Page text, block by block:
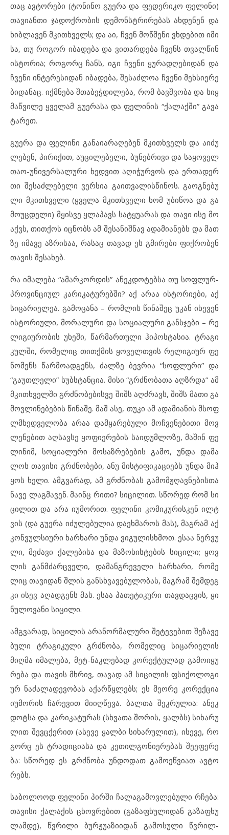
თაც ავტორები (ტონინო გუერა და ფედერიკო ფელინი)
თავიანთი ჯადოქრობის დემონსტრირებას ახდენენ და
ხიბლავენ მკითხველს; და აი, ჩვენ მოწმენი ვხდებით იმი
სა, თუ როგორ იბადება და ვითარდება ჩვენს თვალწინ
ისტორია; როგორც ჩანს, იგი ჩვენი ყურადღებიდან და
ჩვენი ინტერესიდან იბადება, შესაძლოა ჩვენი მეხსიერე
ბიდანაც. იქმნება შთაბეჭდილება, რომ ბავშვობა და სიყ
მაწვილე ყველამ გუერასა და ფელინის “ქალაქში” გავა
ტარეთ.
გუერა და ფელინი განაიარაღებენ მკითხველს და აიძუ
ლებენ, პირიქით, აუცილებელი, ბუნებრივი და საყოველ
თაო-უნივერსალური ხედვით აღიჭურვოს და ერთადერ
თი შესაძლებელი ვერსია გაითვალისწინოს. გაოგნებუ
ლი მკითხველი (ყველა მკითხველი ხომ უბიწოა და გა
მოუცდელი) მყისვე ყლაპავს სატყუარას და თავი ისე მო
აქვს, თითქოს იცნობს ამ შესანიშნავ ადამიანებს და მათ
ზე იმავე აზრისაა, რასაც თავად ეს გმირები ფიქრობენ
თავის შესახებ.
რა იმალება “ამარკორდის” ანეკდოტებსა თუ სოფლურ-
პროვინციულ კარიკატურებში? აქ არაა ისტორიები, აქ
სიცარიელეა. გამოცანა – რომლის წინაშეც უკან იხევენ
ისტორიული, მორალური და სოციალური განსჯები – რე
ლიგიურობის უხეში, წარმართული ჰიპოსტასია. ტრაგი
კულში, რომელიც თითქმის ყოველთვის რელიგიურ ფე
ნომენს წარმოადგენს, ძალზე ბევრია “სოფლური” და
“გაუთლელი” სუბსტანცია. მისი “გრძნობათა აღზრდა” ამ
მკითხველში გრძნობებისვე შიშს აღძრავს, შიშს მათი გა
მოვლინებების წინაშე. მაშ ასე, თუკი ამ ადამიანის მსოფ
ლმხედველობა არაა დამყარებული მოჩვენებითი მოვ
ლენებით აღსავსე ყოფიერების საიდუმლოზე, მაშინ ფე
ლინიმ, სოციალური მოსაზრებების გამო, უნდა დამა
ლოს თავისი გრძნობები, ანუ მისტიფიკაციებს უნდა მიჰ
ყოს ხელი. ამგვარად, ამ გრძნობას გამომჟღავნებისთა
ნავე ლაგმავენ. მაინც რითი? სიცილით. სწორედ რომ სი
ცილით და არა იუმორით. ფელინი კომიკურისკენ ილტ
ვის (და გუერა იძულებულია დაეხმაროს მას), მაგრამ აქ
კონვულსიური ხარხარი უნდა ვიგულისხმოთ. ესაა ნერვუ
ლი, მეძავი ქალებისა და მაზოხისტების სიცილი; ყოვ
ლის განმძარცველი, დამანგრეველი ხარხარი, რომე
ლიც თავიდან შლის განსხვავებულობას, მაგრამ შემდეგ
კი ისევ აღადგენს მას. ესაა პათეტიკური თავდაცვის, ყი
ნულოვანი სიცილი.
ამგვარად, სიცილის არანორმალური შეტევებით შეზავე
ბული ტრაგიკული გრძნობა, რომელიც სიცარიელის
მიღმა იმალება, მეტ-ნაკლებად კორექტულად გამოიყუ
რება და თავის მხრივ, თავად ამ სიცილის ფსიქოლოგი
ურ ნაძალადევობას აქარწყლებს; ეს მეორე კორექცია
იუმორის ჩარევით მიიღწევა. ბალთა შეკრულია: ანეკ
დოტსა და კარიკატურას (სხვათა შორის, ყალბს) სიხარუ
ლით შევცქერით (ასევე ყალბი სიხარულით), ისევე, რო
გორც ეს ტრადიციასა და კეთილგონიერებას შეეფერე
ბა: სწორედ ეს გრძნობა უნდოდათ გამოეწვიათ ავტო
რებს.
საბოლოოდ ფელინი პირში ჩალაგამოვლებული რჩება:
თავისი ქალაქის ცხოვრებით (გაზაფხულიდან გაზაფხუ
ლამდე), წვრილი ბურჟუაზიიდან გამოსული წვრილ-